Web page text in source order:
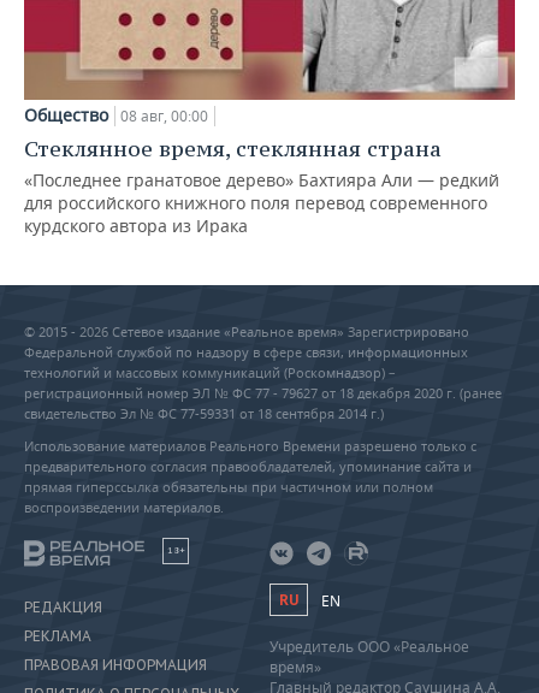
Общество 08 авг, 00:00
Стеклянное время, стеклянная страна
«Последнее гранатовое дерево» Бахтияра Али — редкий
для российского книжного поля перевод современного
курдского автора из Ирака
© 2015 - 2026 Сетевое издание «Реальное время» Зарегистрировано
Федеральной службой по надзору в сфере связи, информационных
технологий и массовых коммуникаций (Роскомнадзор) –
регистрационный номер ЭЛ № ФС 77 - 79627 от 18 декабря 2020 г. (ранее
свидетельство Эл № ФС 77-59331 от 18 сентября 2014 г.)
Использование материалов Реального Времени разрешено только с
предварительного согласия правообладателей, упоминание сайта и
прямая гиперссылка обязательны при частичном или полном
воспроизведении материалов.
18+
РЕДАКЦИЯ
РЕКЛАМА
ПРАВОВАЯ ИНФОРМАЦИЯ
RU EN
Учредитель ООО «Реальное
время»
Главный редактор Саушина А.А.